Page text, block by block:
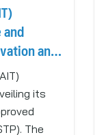
and
its
The